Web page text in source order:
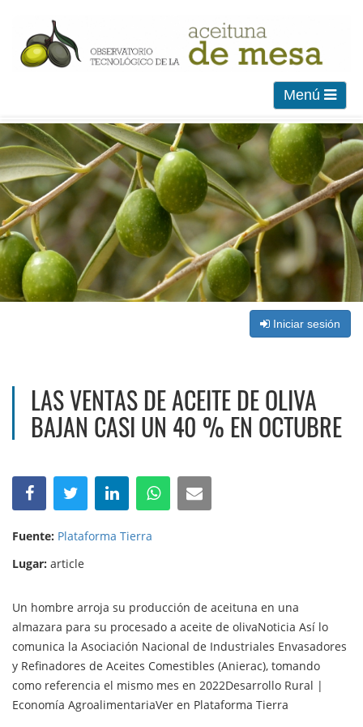
Menú
Iniciar sesión
LAS VENTAS DE ACEITE DE OLIVA
BAJAN CASI UN 40 % EN OCTUBRE
Fuente: Plataforma Tierra
Lugar: article
Un hombre arroja su producción de aceituna en una
almazara para su procesado a aceite de olivaNoticia Así lo
comunica la Asociación Nacional de Industriales Envasadores
y Refinadores de Aceites Comestibles (Anierac), tomando
como referencia el mismo mes en 2022Desarrollo Rural |
Economía AgroalimentariaVer en Plataforma Tierra